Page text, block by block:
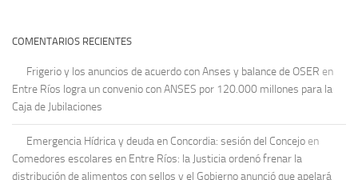
COMENTARIOS RECIENTES
Frigerio y los anuncios de acuerdo con Anses y balance de OSER en
Entre Ríos logra un convenio con ANSES por 120.000 millones para la
Caja de Jubilaciones
Emergencia Hídrica y deuda en Concordia: sesión del Concejo en
Comedores escolares en Entre Ríos: la Justicia ordenó frenar la
distribución de alimentos con sellos y el Gobierno anunció que apelará